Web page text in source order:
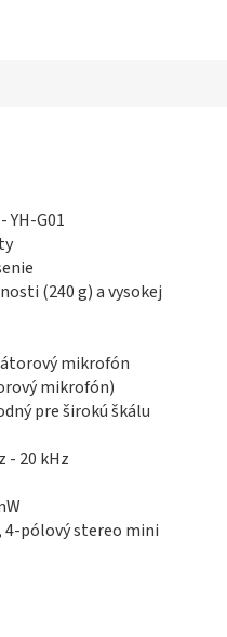
YH-G01
(240 g) a vysokej
mikrofón
mikrofón)
pre širokú škálu
- 20 kHz
pólový stereo mini